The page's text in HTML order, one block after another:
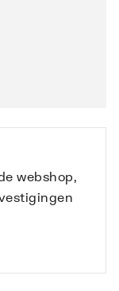
webshop,